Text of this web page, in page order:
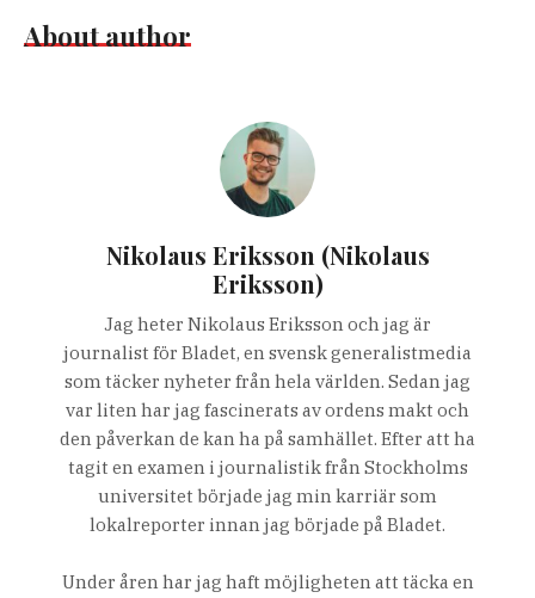
About author
Nikolaus Eriksson (Nikolaus
Eriksson)
Jag heter Nikolaus Eriksson och jag är
journalist för Bladet, en svensk generalistmedia
som täcker nyheter från hela världen. Sedan jag
var liten har jag fascinerats av ordens makt och
den påverkan de kan ha på samhället. Efter att ha
tagit en examen i journalistik från Stockholms
universitet började jag min karriär som
lokalreporter innan jag började på Bladet.
Under åren har jag haft möjligheten att täcka en